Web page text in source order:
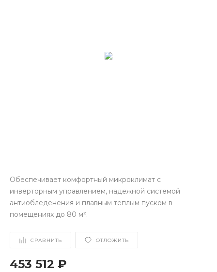
Обеспечивает комфортный микроклимат с
инверторным управлением, надежной системой
антиобледенения и плавным теплым пуском в
помещениях до 80 м².
СРАВНИТЬ ОТЛОЖИТЬ
453 512 ₽